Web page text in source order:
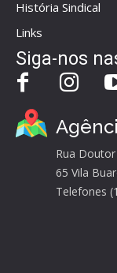
História Sindical
Links
Siga-nos
Rua
65 Vila
Telefones